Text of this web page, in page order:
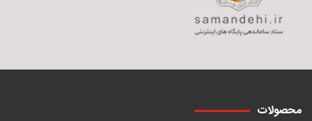
محصولات